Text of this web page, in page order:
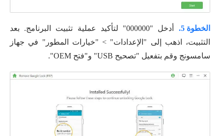
الخطوة 5.
أدخل "000000" لتأكيد عملية تثبيت البرنامج. بعد
التثبيت، اذهب إلى "الإعدادات" > "خيارات المطور" في جهاز
سامسونج وقم بتفعيل "تصحيح USB" و"فتح OEM".